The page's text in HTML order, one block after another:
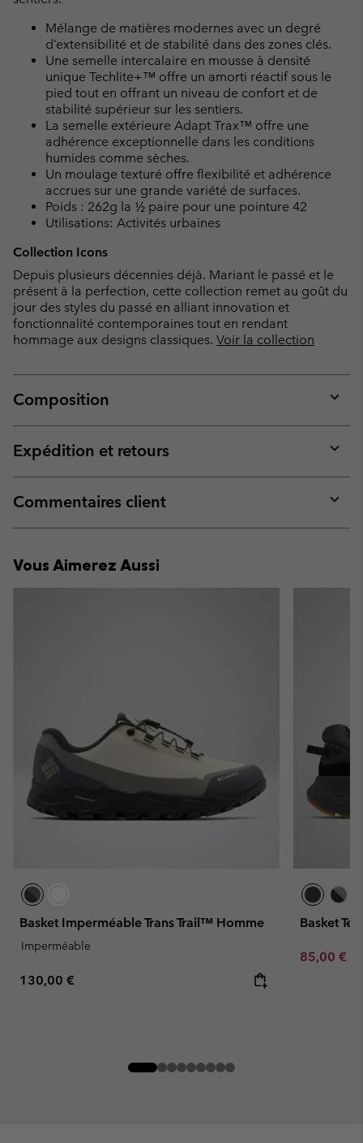
Mélange de matières modernes avec un degré
d’extensibilité et de stabilité dans des zones clés.
Une semelle intercalaire en mousse à densité
unique Techlite+™ offre un amorti réactif sous le
pied tout en offrant un niveau de confort et de
stabilité supérieur sur les sentiers.
La semelle extérieure Adapt Trax™ offre une
adhérence exceptionnelle dans les conditions
humides comme sèches.
Un moulage texturé offre flexibilité et adhérence
accrues sur une grande variété de surfaces.
Poids : 262g la ½ paire pour une pointure 42
Utilisations: Activités urbaines
Collection Icons
Depuis plusieurs décennies déjà. Mariant le passé et le
présent à la perfection, cette collection remet au goût du
jour des styles du passé en alliant innovation et
fonctionnalité contemporaines tout en rendant
hommage aux designs classiques. Voir la collection
Composition
or
Expédition et retours
or
Commentaires client
or
Vous Aimerez Aussi
Basket Imperméable Trans Trail™ Homme
Imperméable
Regular price:
130,00 €
Basket
Minimum
85,00 €